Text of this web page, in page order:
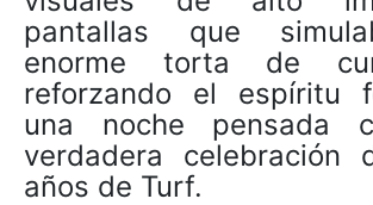
pantallas que
enorme torta de
reforzando el espíritu
una noche pensada
verdadera celebración
años de Turf.